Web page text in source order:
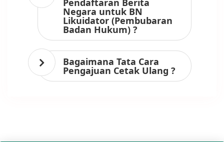
Negara untuk BN
Likuidator (Pembubaran
Badan Hukum) ?
Bagaimana Tata Cara
Pengajuan Cetak Ulang ?